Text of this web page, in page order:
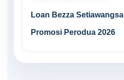
Loan Bezza Setiawangsa
Promosi Perodua 2026